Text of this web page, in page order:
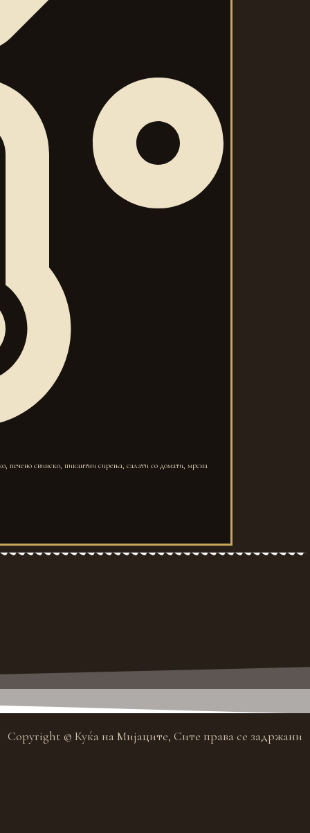
печено свинско, пикантни сирења, салати со домати, мрсна
Copyright © Куќа на Мијаците, Сите права се задржани